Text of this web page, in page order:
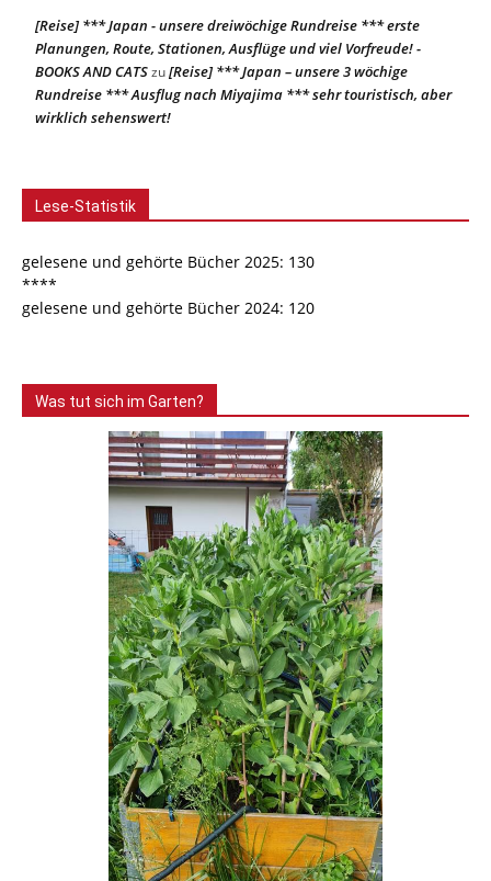
[Reise] *** Japan - unsere dreiwöchige Rundreise *** erste
Planungen, Route, Stationen, Ausflüge und viel Vorfreude! -
BOOKS AND CATSzu[Reise] *** Japan – unsere 3 wöchige
Rundreise *** Ausflug nach Miyajima *** sehr touristisch, aber
wirklich sehenswert!
Lese-Statistik
gelesene und gehörte Bücher 2025: 130
****
gelesene und gehörte Bücher 2024: 120
Was tut sich im Garten?